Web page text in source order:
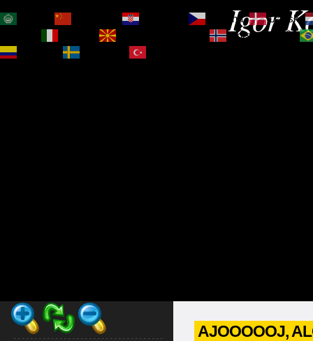
Igor
AJOOOOOJ,
Čeština‎
Dansk
Norsk bokmål